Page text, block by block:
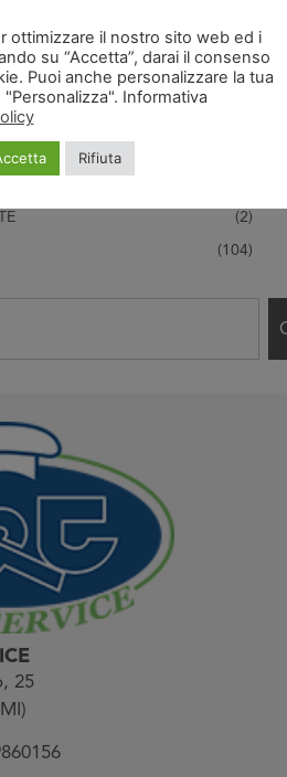
(10)
(5)
(2)
(104)
25
ottimizzare il nostro sito web ed i
su “Accetta”, darai il consenso
Puoi anche personalizzare la tua
Informativa
Rifiuta